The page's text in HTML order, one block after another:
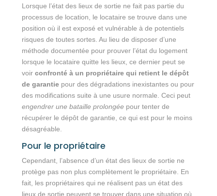
Lorsque l’état des lieux de sortie ne fait pas partie du
processus de location, le locataire se trouve dans une
position où il est exposé et vulnérable à de potentiels
risques de toutes sortes. Au lieu de disposer d’une
méthode documentée pour prouver l’état du logement
lorsque le locataire quitte les lieux, ce dernier peut se
voir confronté à un propriétaire qui retient le dépôt
de garantiepour des dégradations inexistantes ou pour
des modifications suite à une usure normale. Ceci peut
engendrer une bataille prolongéepour tenter de
récupérer le dépôt de garantie, ce qui est pour le moins
désagréable.
Pour le propriétaire
Cependant, l’absence d’un état des lieux de sortie ne
protège pas non plus complètement le propriétaire. En
fait, les propriétaires qui ne réalisent pas un état des
lieux de sortie peuvent se trouver dans une situation où